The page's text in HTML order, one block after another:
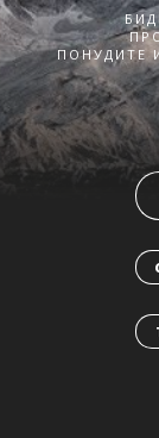
ПОНУДИТЕ